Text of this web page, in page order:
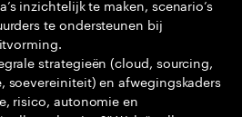
inzichtelijk te maken, scenario’s
te ondersteunen bij
strategieën (cloud, sourcing,
soevereiniteit) en afwegingskaders
risico, autonomie en